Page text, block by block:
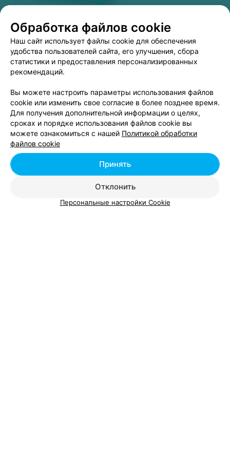
ее применении не удалятся даже омертвевшие
жирной, нормальной и комбинированной кожи без
больших проблем.
Ультразвуковая чистка лица
Для проведения этой процедуры не требуется
предварительного распаривания кожи. Для подготовки
или фруктовый гель, который способствует
разрыхлению кожи и комедонов.
Процедуру чистки выполняют с применением
устройства с лопаточкой-насадкой. От нее на кожу
направляется ультразвуковая волна, которая приводит к
вибрационному массажу. Он выполняется на
клеточном уровне и не доставляет дискомфорт. Во
время проведения ультразвуковой чистки специалист
наносит проводящий состав в виде геля. Излучатель
скулы, щеки, крылья носа, губу и подбородок. После
ЭФФЕКТИВНАЯ РЕКЛАМА НА САЙТЕ
Обработка файлов cookie
Наш сайт использует файлы cookie для обеспечения
удобства пользователей сайта, его улучшения, сбора
статистики и предоставления персонализированных
рекомендаций.
Вы можете настроить параметры использования файлов
cookie или изменить свое согласие в более позднее время.
Для получения дополнительной информации о целях,
сроках и порядке использования файлов cookie вы
можете ознакомиться с нашей Политикой обработки
файлов cookie
Отклонить
Принять
Персональные настройки Cookie